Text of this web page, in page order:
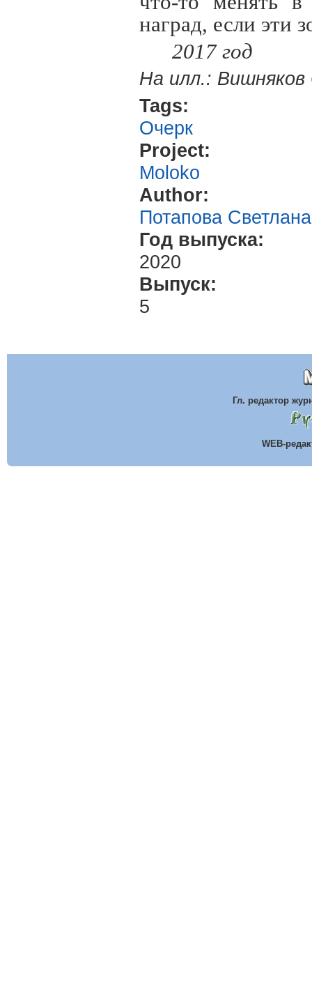
наград, если эти
2017 год
На илл.:
Tags:
Очерк
Project:
Moloko
Author:
Потапова Светлана
Год выпуска:
2020
Выпуск:
5
Гл. редактор
WEB-